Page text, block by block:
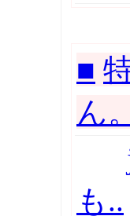
■
ん。
も..